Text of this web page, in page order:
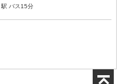
駅 バス15分